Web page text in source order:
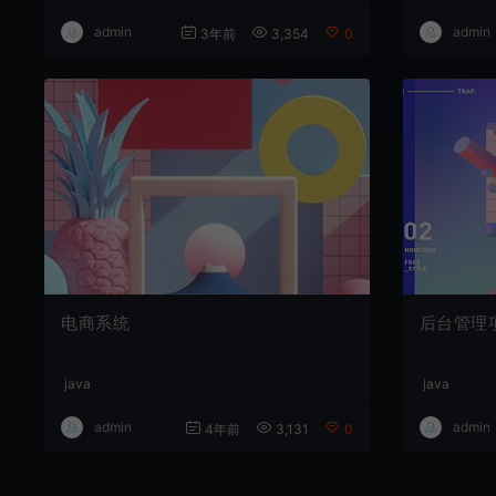
admin 3年前 3,354 0 admin
电商系统
java
admin 4年前 3,131 0
后台管理
java
admin